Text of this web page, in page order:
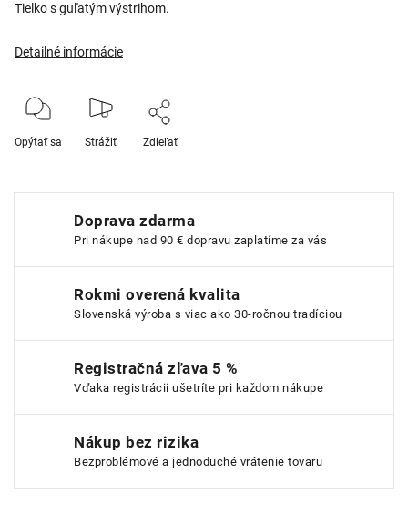
Tielko s guľatým výstrihom.
Detailné informácie
Opýtať sa Strážiť Zdieľať
Doprava zdarma
Pri nákupe nad 90 € dopravu zaplatíme za vás
Rokmi overená kvalita
Slovenská výroba s viac ako 30-ročnou tradíciou
Registračná zľava 5 %
Vďaka registrácii ušetríte pri každom nákupe
Nákup bez rizika
Bezproblémové a jednoduché vrátenie tovaru